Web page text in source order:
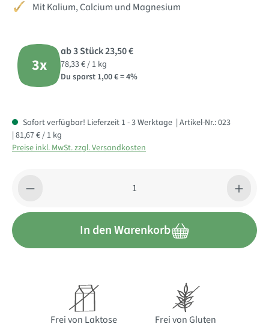
Mit Kalium, Calcium und Magnesium
3x
ab 3 Stück23,50 €
78,33 € / 1 kg
Du sparst 1,00 € = 4%
Sofort verfügbar! Lieferzeit 1 - 3 Werktage | Artikel-Nr.:023
| 81,67 € / 1 kg
Preise inkl. MwSt. zzgl. Versandkosten
Produkt Anzahl: Gib den gewünschten Wert ein oder
In den Warenkorb
Frei von Laktose Frei von Gluten